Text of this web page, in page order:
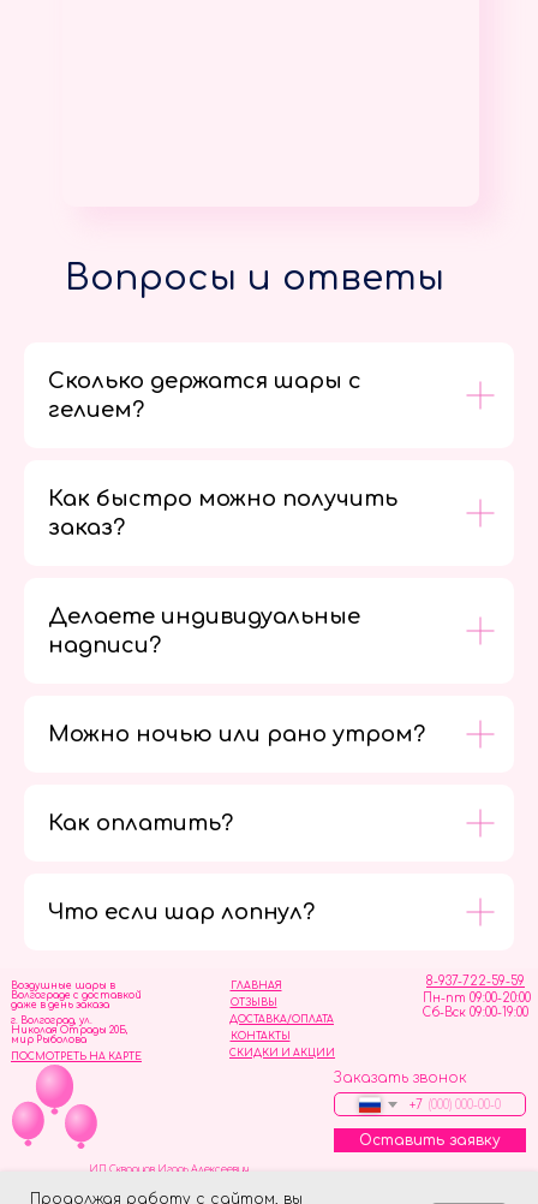
Продолжая работу с сайтом, вы
Вопросы и ответы
Сколько держатся шары с
гелием?
Как быстро можно получить
заказ?
Делаете индивидуальные
надписи?
Можно ночью или рано утром?
Как оплатить?
Что если шар лопнул?
ОТЗЫВЫ
ГЛАВНАЯ
ДОСТАВКА/ОПЛАТА
СКИДКИ И АКЦИИ
КОНТАКТЫ
8-937-722-59-59
Пн-пт 09:00-20:00
Сб-Вск 09:00-19:00
Воздушные шары в
Волгограде с доставкой
даже в день заказа
Заказать звонок
+7
Оставить заявку
г. Волгоград, ул.
Николая Отрады 20Б,
мир Рыболова
ПОСМОТРЕТЬ НА КАРТЕ
ИП Скворцов Игорь Алексеевич